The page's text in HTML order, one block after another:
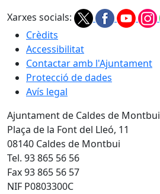
Xarxes socials:
Crèdits
Accessibilitat
Contactar amb l'Ajuntament
Protecció de dades
Avís legal
Ajuntament de Caldes de Montbui
Plaça de la Font del Lleó, 11
08140 Caldes de Montbui
Tel. 93 865 56 56
Fax 93 865 56 57
NIF P0803300C